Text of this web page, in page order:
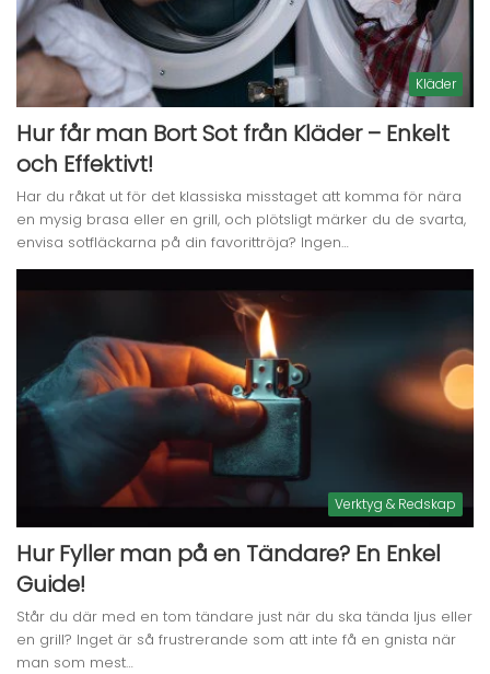
Kläder
Hur får man Bort Sot från Kläder – Enkelt
och Effektivt!
Har du råkat ut för det klassiska misstaget att komma för nära
en mysig brasa eller en grill, och plötsligt märker du de svarta,
envisa sotfläckarna på din favorittröja? Ingen…
Verktyg & Redskap
Hur Fyller man på en Tändare? En Enkel
Guide!
Står du där med en tom tändare just när du ska tända ljus eller
en grill? Inget är så frustrerande som att inte få en gnista när
man som mest…